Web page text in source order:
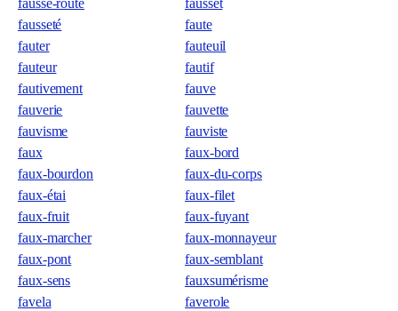
fausse-route
fausset
fausseté
faute
fauter
fauteuil
fauteur
fautif
fautivement
fauve
fauverie
fauvette
fauvisme
fauviste
faux
faux-bord
faux-bourdon
faux-du-corps
faux-étai
faux-filet
faux-fruit
faux-fuyant
faux-marcher
faux-monnayeur
faux-pont
faux-semblant
faux-sens
fauxsumérisme
favela
faverole